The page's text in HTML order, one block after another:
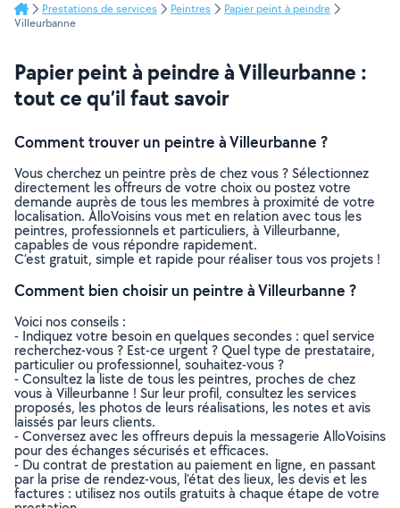
Prestations de services Peintres
Papier peint à peindre
Villeurbanne
Papier peint à peindre à Villeurbanne :
tout ce qu’il faut savoir
Comment trouver un peintre à Villeurbanne ?
Vous cherchez un peintre près de chez vous ? Sélectionnez
directement les offreurs de votre choix ou postez votre
demande auprès de tous les membres à proximité de votre
localisation. AlloVoisins vous met en relation avec tous les
peintres, professionnels et particuliers, à Villeurbanne,
capables de vous répondre rapidement.
C’est gratuit, simple et rapide pour réaliser tous vos projets !
Comment bien choisir un peintre à Villeurbanne ?
Voici nos conseils :
- Indiquez votre besoin en quelques secondes : quel service
recherchez-vous ? Est-ce urgent ? Quel type de prestataire,
particulier ou professionnel, souhaitez-vous ?
- Consultez la liste de tous les peintres, proches de chez
vous à Villeurbanne ! Sur leur profil, consultez les services
proposés, les photos de leurs réalisations, les notes et avis
laissés par leurs clients.
- Conversez avec les offreurs depuis la messagerie AlloVoisins
pour des échanges sécurisés et efficaces.
- Du contrat de prestation au paiement en ligne, en passant
par la prise de rendez-vous, l’état des lieux, les devis et les
factures : utilisez nos outils gratuits à chaque étape de votre